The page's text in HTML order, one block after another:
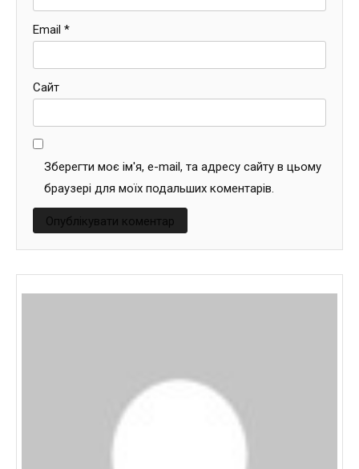
Email *
Сайт
Зберегти моє ім'я, e-mail, та адресу сайту в цьому
браузері для моїх подальших коментарів.